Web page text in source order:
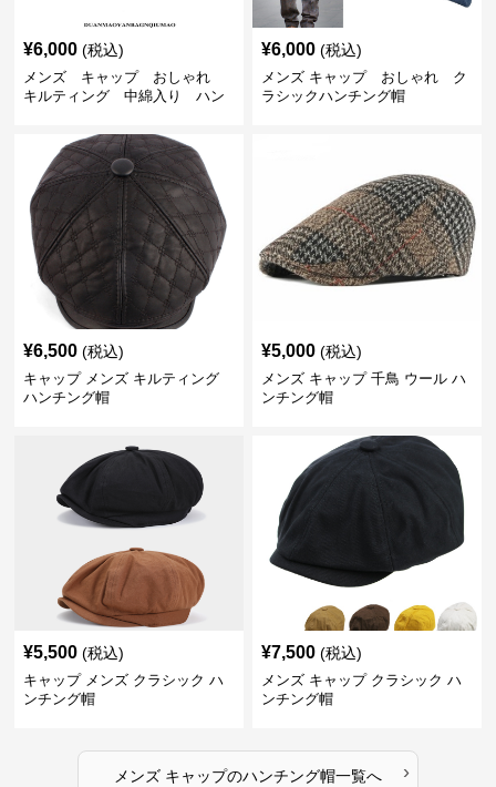
¥6,000 (税込)
メンズ キャップ おしゃれ
キルティング 中綿入り ハン
¥6,000 (税込)
メンズ キャップ おしゃれ ク
ラシックハンチング帽
¥6,500 (税込)
キャップ メンズ キルティング
ハンチング帽
¥5,000 (税込)
メンズ キャップ 千鳥 ウール ハ
ンチング帽
¥5,500 (税込)
キャップ メンズ クラシック ハ
ンチング帽
¥7,500 (税込)
メンズ キャップ クラシック ハ
ンチング帽
メンズ キャップのハンチング帽一覧へ ›